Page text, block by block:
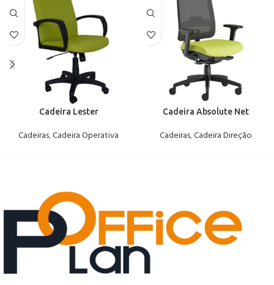
Cadeira Lester
Cadeiras,Cadeira Operativa
Cadeira Absolute Net
Cadeiras,Cadeira Direção